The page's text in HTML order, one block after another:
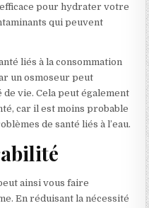
pour hydrater votre
qui peuvent
liés à la consommation
un osmoseur peut
vie. Cela peut également
car il est moins probable
de santé liés à l’eau.
ainsi vous faire
En réduisant la nécessité